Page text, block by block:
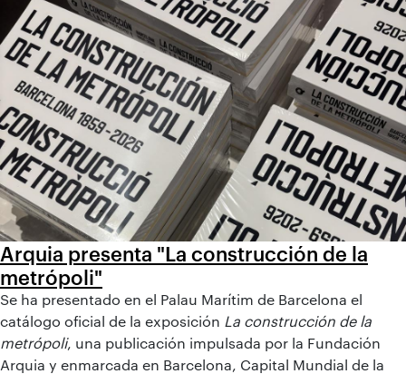
Arquia presenta "La construcción de la
metrópoli"
Se ha presentado en el Palau Marítim de Barcelona el
catálogo oficial de la exposición La construcción de la
metrópoli, una publicación impulsada por la Fundación
Arquia y enmarcada en Barcelona, Capital Mundial de la